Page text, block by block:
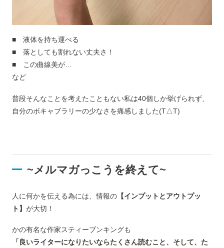
■ 液体を持ち運べる
■ 落としても割れない丈夫さ！
■ この曲線美が…
など
普段そんなことを考えたこともない私は40個しか挙げられず、
自分のボキャブラリーの少なさを痛感しました(T△T)
~メルマガっこうを終えて~
人に何かを伝える為には、情報の【インプットとアウトプッ
ト】 が大切！
かの有名な作家スティーブンキングも
「良いライターになりたいならたくさん読むこと、そして、た